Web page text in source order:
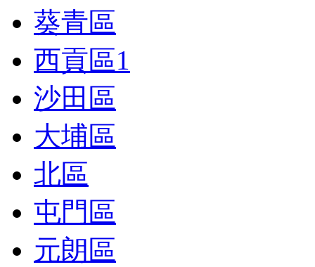
葵青區
西貢區1
沙田區
大埔區
北區
屯門區
元朗區